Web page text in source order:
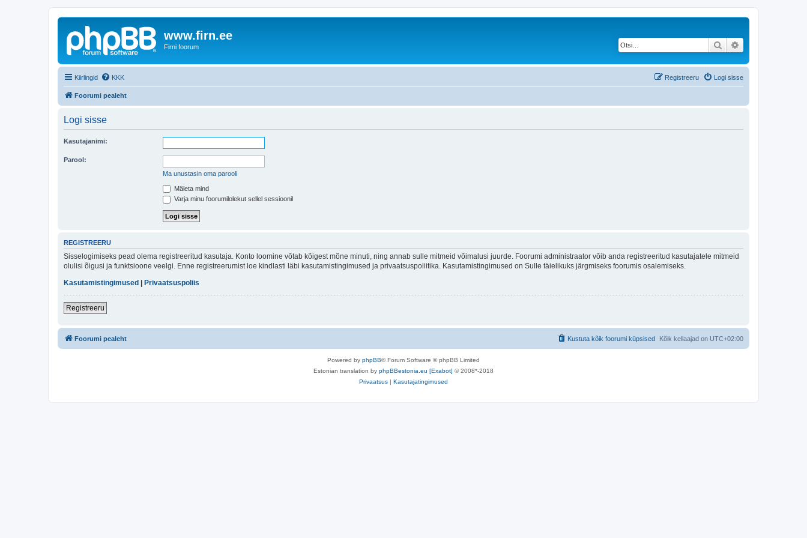
www.firn.ee
Firni foorum Otsi
Kiirlingid KKK Logi sisse
Registreeru
Foorumi pealeht
Logi sisse
Kasutajanimi:
Parool:
Ma unustasin oma parooli
Mäleta mind
Varja minu foorumilolekut sellel sessioonil
REGISTREERU
Sisselogimiseks pead olema registreeritud kasutaja. Konto loomine võtab kõigest mõne minuti, ning annab sulle mitmeid võimalusi juurde. Foorumi administraator võib anda registreeritud kasutajatele mitmeid
olulisi õigusi ja funktsioone veelgi. Enne registreerumist loe kindlasti läbi kasutamistingimused ja privaatsuspoliitika. Kasutamistingimused on Sulle täielikuks järgmiseks foorumis osalemiseks.
Kasutamistingimused
Privaatsuspoliis
Registreeru
Foorumi pealeht Kõik kellaajad on UTC+02:00
Kustuta kõik foorumi küpsised
Powered by phpBB® Forum Software © phpBB Limited
Estonian translation by phpBBestonia.eu [Exabot] © 2008*-2018
Privaatsus | Kasutajatingimused